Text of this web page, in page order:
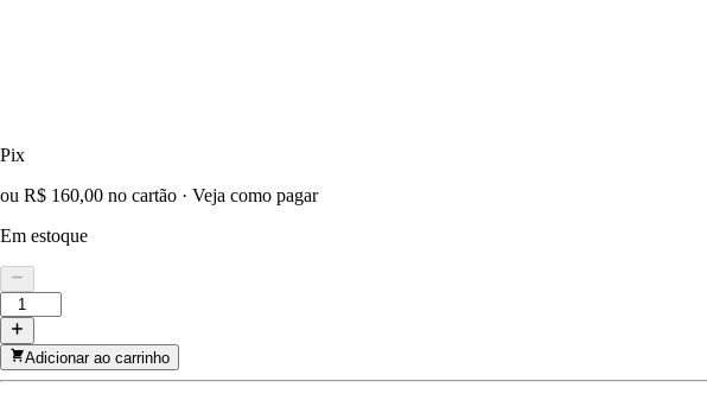
Pix
ou R$ 160,00 no cartão · Veja como pagar
Em estoque
Adicionar ao carrinho